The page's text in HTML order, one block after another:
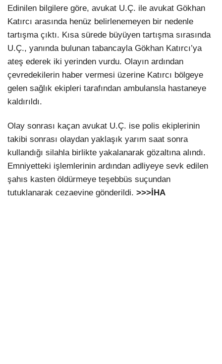
Edinilen bilgilere göre, avukat U.Ç. ile avukat Gökhan
Katırcı arasında henüz belirlenemeyen bir nedenle
tartışma çıktı. Kısa sürede büyüyen tartışma sırasında
U.Ç., yanında bulunan tabancayla Gökhan Katırcı’ya
ateş ederek iki yerinden vurdu. Olayın ardından
çevredekilerin haber vermesi üzerine Katırcı bölgeye
gelen sağlık ekipleri tarafından ambulansla hastaneye
kaldırıldı.
Olay sonrası kaçan avukat U.Ç. ise polis ekiplerinin
takibi sonrası olaydan yaklaşık yarım saat sonra
kullandığı silahla birlikte yakalanarak gözaltına alındı.
Emniyetteki işlemlerinin ardından adliyeye sevk edilen
şahıs kasten öldürmeye teşebbüs suçundan
tutuklanarak cezaevine gönderildi. >>>İHA